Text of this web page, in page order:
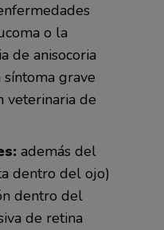
o la
de anisocoria
grave
veterinaria de
además del
dentro del ojo)
dentro del
de retina